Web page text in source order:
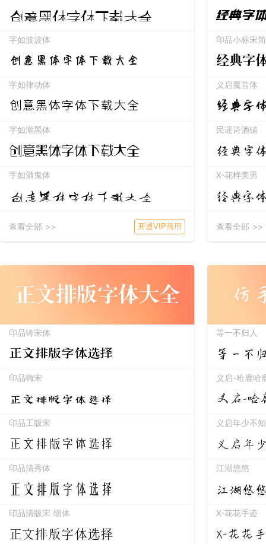
全
创意黑体字体下载大全
字如波波体
创意黑体字体下载大全
字如律动体
创意黑体字体下载大全
字如潮黑体
创意黑体字体下载大全
字如酒鬼体
创意黑体字体下载大全
查看全部 >> 开通VIP商用
经典字
印品小标宋
经典字
义启魔音体
经典字
民谣诗酒铺
经典字
X-花样美男
经典字
查看全部 >>
正文排版字体大全
印品铸宋体
正文排版字体选择
印品嗨宋
正文排版字体选择
印品工版宋
正文排版字体选择
印品清秀体
正文排版字体选择
印品清版宋 细体
正文排版字体选择
仿
等一不归人
等一不
义启-哈鹿哈
义启-哈
义启年少不
义启年
江湖悠悠
江湖悠
X-花花手迹
X-花花